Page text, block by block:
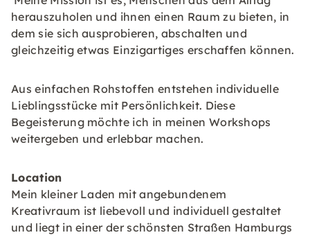
herauszuholen und ihnen einen Raum zu bieten, in
dem sie sich ausprobieren, abschalten und
gleichzeitig etwas Einzigartiges erschaffen können.
Aus einfachen Rohstoffen entstehen individuelle
Lieblingsstücke mit Persönlichkeit. Diese
Begeisterung möchte ich in meinen Workshops
weitergeben und erlebbar machen.
Location
Mein kleiner Laden mit angebundenem
Kreativraum ist liebevoll und individuell gestaltet
und liegt in einer der schönsten Straßen Hamburgs